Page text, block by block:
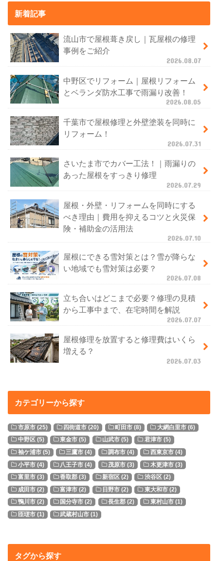
新着記事
流山市で屋根葺き戻し｜瓦屋根の修理
事例をご紹介
2026.08.07
中野区でリフォーム｜屋根リフォーム
とベランダ防水工事で雨漏り改善！
2026.08.05
千葉市で屋根修理と外壁塗装を同時に
リフォーム！
2026.07.31
さいたま市でカバー工法！｜雨漏りの
あった屋根をすっきり修理
2026.07.29
屋根・外壁・リフォームを同時にする
べき理由｜費用を抑えるコツと火災保
険・補助金の活用法
2026.07.10
屋根にできる雪対策とは？雪が降らな
い地域でも雪対策は必要？
2026.07.08
立ち合いはどこまで必要？修理の見積
から工事中まで、在宅時間を解説
2026.07.07
屋根修理を放置すると修理費はいくら
増える？
2026.07.03
カテゴリーから探す
市原市(25) 四街道市 (20) 町田市 (8) 大網白里市(6)
中野区(5) 東金市 (5) 山武市 (5) 君津市(5)
袖ケ浦市(5) 三鷹市 (4) 調布市 (4) 西東京市(4)
小平市(4) 八王子市 (4) 茂原市 (3) 木更津市(3)
富里市(3) 香取郡 (3) 新宿区 (2) 渋谷区(2)
成田市(2) 富津市 (2) 日野市 (2) 東大和市(2)
鴨川市(2) 国分寺市 (2) 長生郡 (2) 東村山市(1)
匝瑳市(1) 武蔵村山市 (1)
タグから探す